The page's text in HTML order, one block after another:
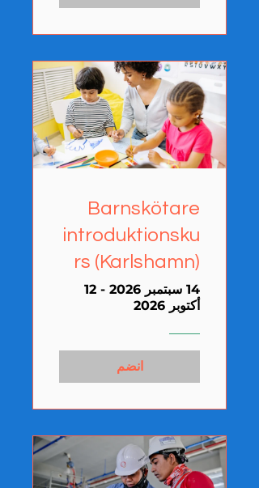
Barnskötare
introduktionsku
rs (Karlshamn)
14 سبتمبر 2026 - 12
أكتوبر 2026
انضم